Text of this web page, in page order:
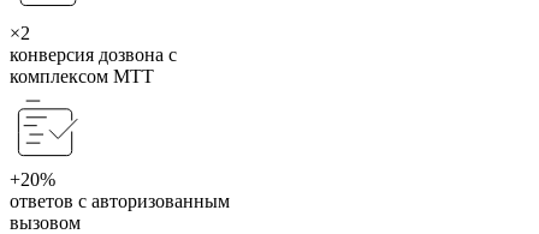
×2
конверсия дозвона с
комплексом МТТ
+20%
ответов с авторизованным
вызовом